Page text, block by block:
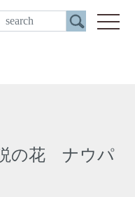
ご来店予約
の花 ナウパ